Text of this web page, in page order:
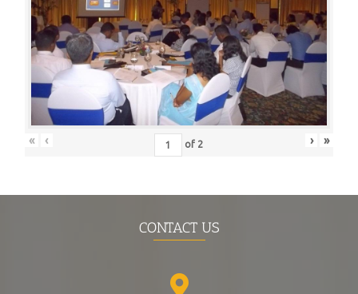
« ‹ of 2 › »
CONTACT US